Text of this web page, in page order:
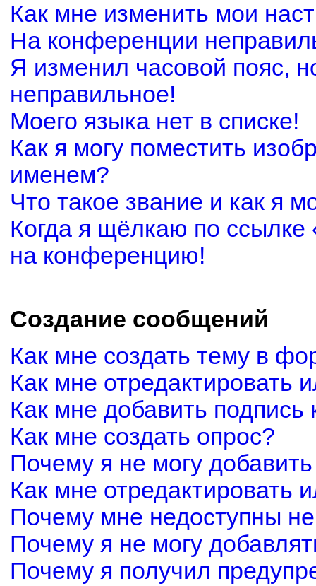
Как мне изменить мои
На конференции
Я изменил часовой пояс,
неправильное!
Моего языка нет в списке!
Как я могу поместить
именем?
Что такое звание и как я
Когда я щёлкаю по ссылке
на конференцию!
Создание сообщений
Как мне создать тему в
Как мне отредактировать
Как мне добавить
Как мне создать опрос?
Почему я не могу
Как мне отредактировать
Почему мне недоступны
Почему я не могу
Почему я получил